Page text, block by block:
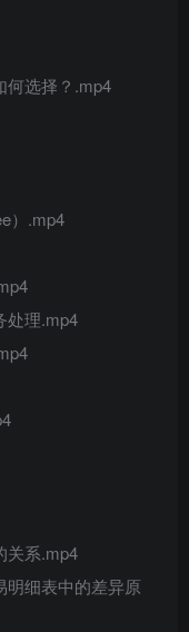
何选择？.mp4
）.mp4
处理.mp4
关系.mp4
明细表中的差异原